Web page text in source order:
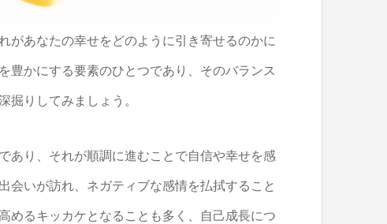
があなたの幸せをどのように引き寄せるのかに
豊かにする要素のひとつであり、そのバランス
掘りしてみましょう。
あり、それが順調に進むことで自信や幸せを感
会いが訪れ、ネガティブな感情を払拭すること
めるキッカケとなることも多く、自己成長につ